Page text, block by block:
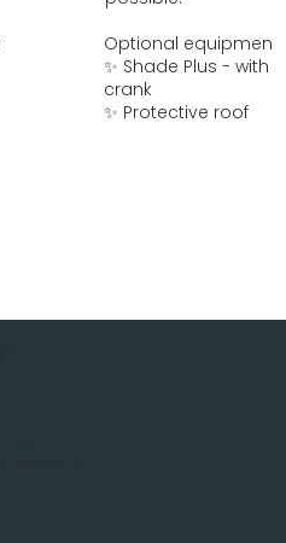
Optional equipment:
✨ Shade Plus - with
crank
✨ Protective roof